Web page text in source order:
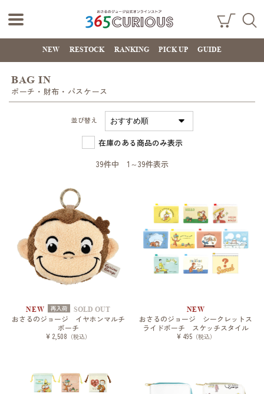
おさるのジョー
ジ公式オンライ
365CURIOUS
ング
カー
NEW RESTOCK RANKING PICK UP GUIDE
BAG IN
ポーチ・財布・パスケース
並び替え
在庫のある商品のみ表示
39件中 1～39件表示
NEW 再入荷 SOLD OUT
おさるのジョージ イヤホンマルチ
ポーチ
¥ 2,508 （税込）
NEW
おさるのジョージ シークレットス
ライドポーチ スケッチスタイル
¥ 495（税込）